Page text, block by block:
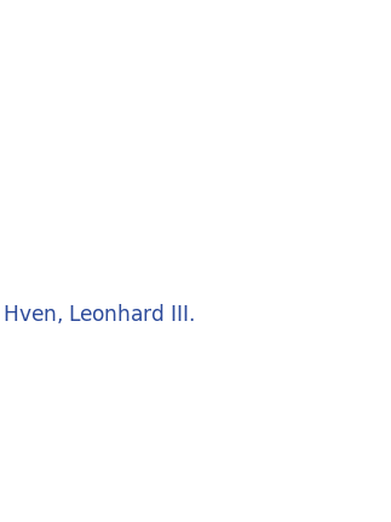
Leonhard III.